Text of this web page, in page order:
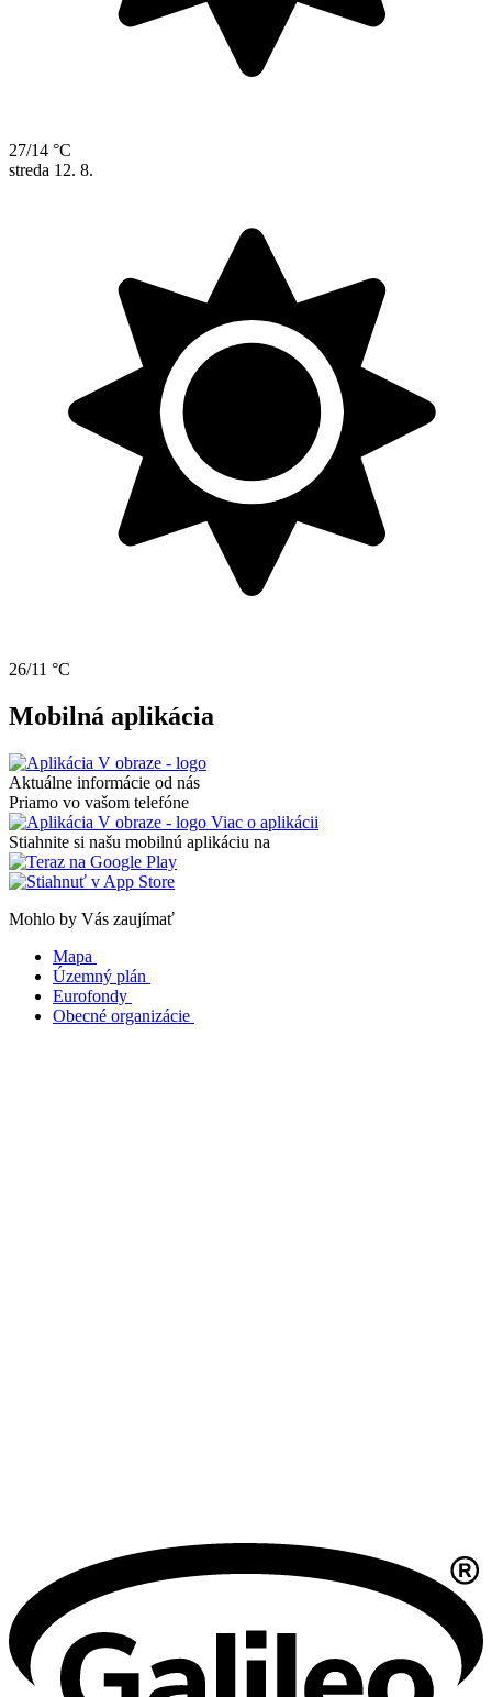
27/14 °C
streda 12. 8.
26/11 °C
Mobilná aplikácia
Aktuálne informácie od nás
Priamo vo vašom telefóne
Viac o aplikácii
Stiahnite si našu mobilnú aplikáciu na
Mohlo by Vás zaujímať
Mapa
Územný plán
Eurofondy
Obecné organizácie